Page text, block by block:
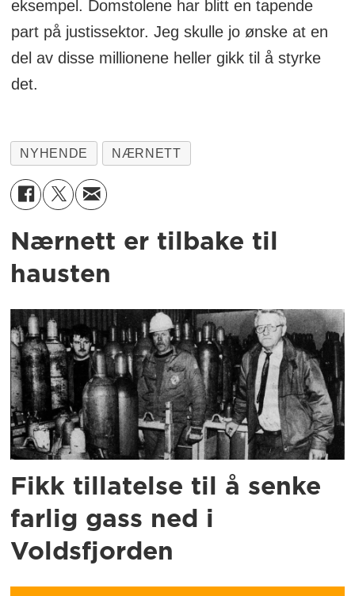
eksempel. Domstolene har blitt en tapende
part på justissektor. Jeg skulle jo ønske at en
del av disse millionene heller gikk til å styrke
det.
NYHENDE NÆRNETT
Nærnett er tilbake til
hausten
Fikk tillatelse til å senke
farlig gass ned i
Voldsfjorden